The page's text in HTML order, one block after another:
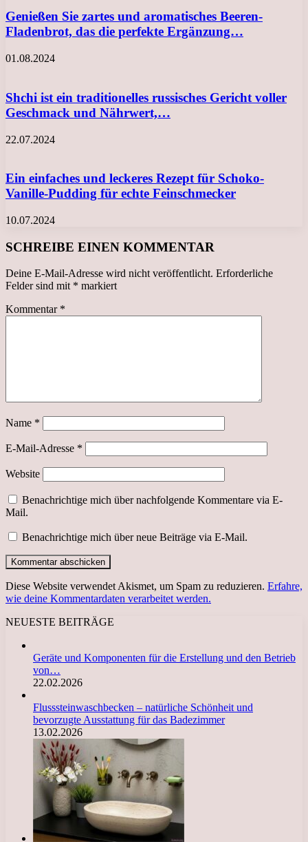
Genießen Sie zartes und aromatisches Beeren-
Fladenbrot, das die perfekte Ergänzung…
01.08.2024
Shchi ist ein traditionelles russisches Gericht voller
Geschmack und Nährwert,…
22.07.2024
Ein einfaches und leckeres Rezept für Schoko-
Vanille-Pudding für echte Feinschmecker
10.07.2024
SCHREIBE EINEN KOMMENTAR
Deine E-Mail-Adresse wird nicht veröffentlicht. Erforderliche
Felder sind mit * markiert
Kommentar *
Name *
E-Mail-Adresse *
Website
Benachrichtige mich über nachfolgende Kommentare via E-
Mail.
Benachrichtige mich über neue Beiträge via E-Mail.
Diese Website verwendet Akismet, um Spam zu reduzieren. Erfahre,
wie deine Kommentardaten verarbeitet werden.
NEUESTE BEITRÄGE
Geräte und Komponenten für die Erstellung und den Betrieb
von…
22.02.2026
Flusssteinwaschbecken – natürliche Schönheit und
bevorzugte Ausstattung für das Badezimmer
13.02.2026